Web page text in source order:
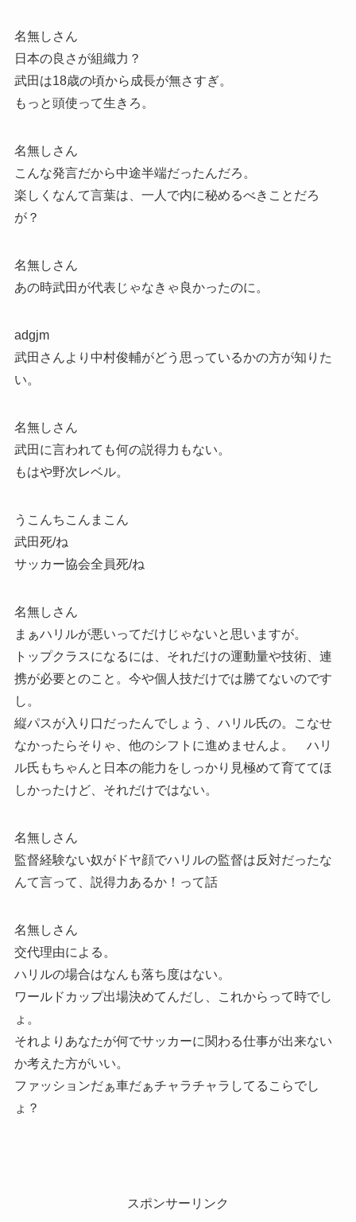
名無しさん
日本の良さが組織力？
武田は18歳の頃から成長が無さすぎ。
もっと頭使って生きろ。
名無しさん
こんな発言だから中途半端だったんだろ。
楽しくなんて言葉は、一人で内に秘めるべきことだろ
が？
名無しさん
あの時武田が代表じゃなきゃ良かったのに。
adgjm
武田さんより中村俊輔がどう思っているかの方が知りた
い。
名無しさん
武田に言われても何の説得力もない。
もはや野次レベル。
うこんちこんまこん
武田死/ね
サッカー協会全員死/ね
名無しさん
まぁハリルが悪いってだけじゃないと思いますが。
トップクラスになるには、それだけの運動量や技術、連
携が必要とのこと。今や個人技だけでは勝てないのです
し。
縦パスが入り口だったんでしょう、ハリル氏の。こなせ
なかったらそりゃ、他のシフトに進めませんよ。 ハリ
ル氏もちゃんと日本の能力をしっかり見極めて育ててほ
しかったけど、それだけではない。
名無しさん
監督経験ない奴がドヤ顔でハリルの監督は反対だったな
んて言って、説得力あるか！って話
名無しさん
交代理由による。
ハリルの場合はなんも落ち度はない。
ワールドカップ出場決めてんだし、これからって時でし
ょ。
それよりあなたが何でサッカーに関わる仕事が出来ない
か考えた方がいい。
ファッションだぁ車だぁチャラチャラしてるこらでし
ょ？
スポンサーリンク